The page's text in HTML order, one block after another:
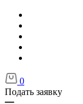
0
Подать заявку